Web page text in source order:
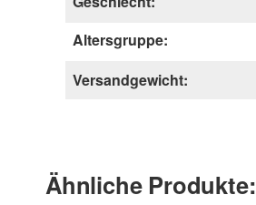
Altersgruppe:
Versandgewicht:
Ähnliche Produkte: